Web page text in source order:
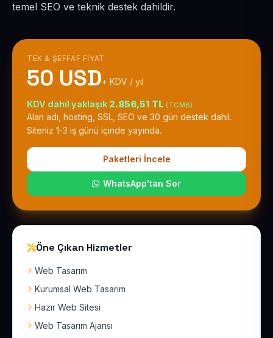
temel SEO ve teknik destek dahildir.
TEK & ŞEFFAF FIYAT
50 USD+ KDV / yıl
KDV dahil yaklaşık 2.856,51 TL (TCMB)
Alan adı, hosting, SSL, SEO ve 30 gün destek dahil.
Siteniz 1-3 iş günü içinde yayında.
Paketleri İncele
WhatsApp'tan Sor
Öne Çıkan Hizmetler
Web Tasarım
Kurumsal Web Tasarım
Hazır Web Sitesi
Web Tasarım Ajansı